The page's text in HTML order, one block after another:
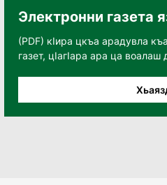
Электронни газета
(PDF) кӀира цкъа арадувла
газет, цӀагӀара ара ца